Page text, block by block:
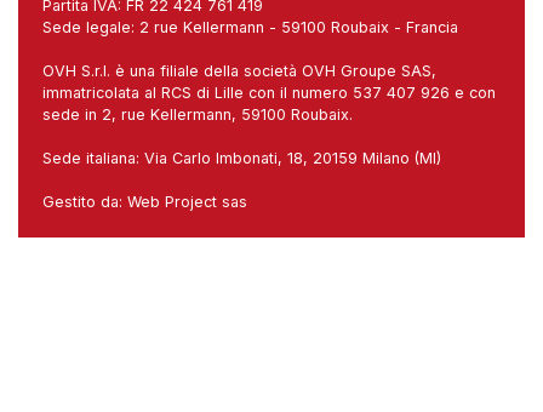
Partita IVA: FR 22 424 761 419
Sede legale: 2 rue Kellermann - 59100 Roubaix - Francia
OVH S.r.l. è una filiale della società OVH Groupe SAS,
immatricolata al RCS di Lille con il numero 537 407 926 e con
sede in 2, rue Kellermann, 59100 Roubaix.
Sede italiana: Via Carlo Imbonati, 18, 20159 Milano (MI)
Gestito da: Web Project sas